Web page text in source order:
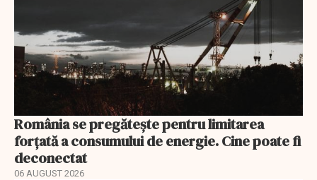
România se pregătește pentru limitarea
forțată a consumului de energie. Cine poate fi
deconectat
06 AUGUST 2026